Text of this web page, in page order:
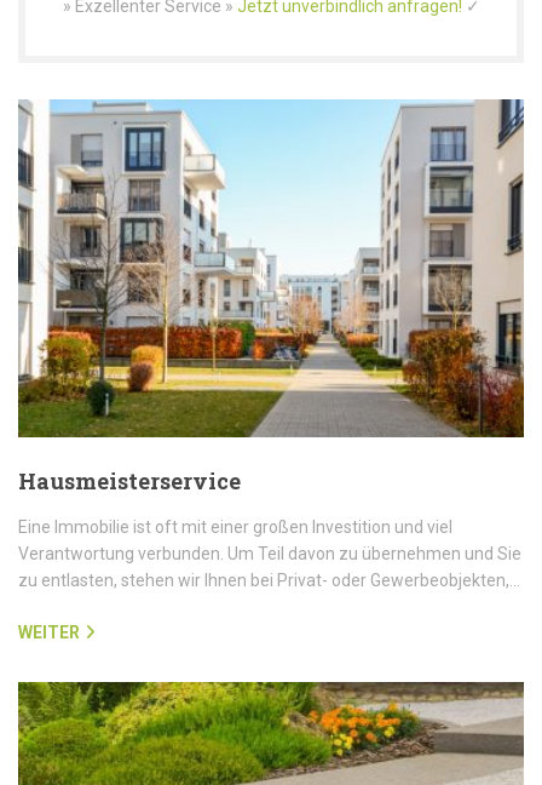
» Exzellenter Service » Jetzt unverbindlich anfragen! ✓
Hausmeisterservice
Eine Immobilie ist oft mit einer großen Investition und viel
Verantwortung verbunden. Um Teil davon zu übernehmen und Sie
zu entlasten, stehen wir Ihnen bei Privat- oder Gewerbeobjekten,…
WEITER